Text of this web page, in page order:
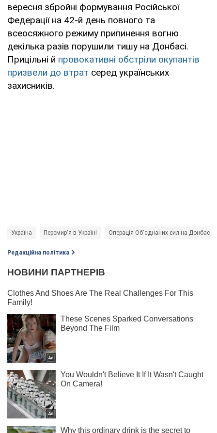
вересня збройні формування Російської
Федерації на 42-й день повного та
всеосяжного режиму припинення вогню
декілька разів порушили тишу на Донбасі.
Прицільні й провокативні обстріли окупантів
призвели до втрат серед українських
захисників.
Україна Перемир'я в Україні Операція Об'єднаних сил на Донбасі
Редакційна політика